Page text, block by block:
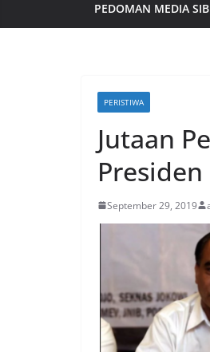
PEDOMAN MEDIA
PERISTIWA
Jutaan
Presiden
September 29, 2019